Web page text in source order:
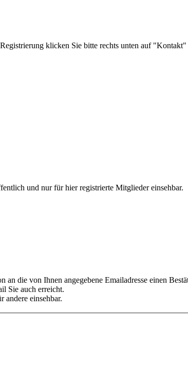
klicken Sie bitte rechts unten auf "Kontakt"
und nur für hier registrierte Mitglieder einsehbar.
die von Ihnen angegebene Emailadresse einen
Sie auch erreicht.
andere einsehbar.